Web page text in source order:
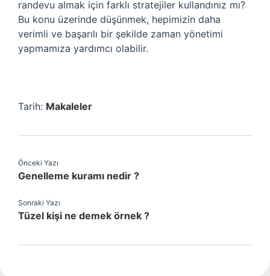
randevu almak için farklı stratejiler kullandınız mı?
Bu konu üzerinde düşünmek, hepimizin daha
verimli ve başarılı bir şekilde zaman yönetimi
yapmamıza yardımcı olabilir.
Tarih: Makaleler
Önceki Yazı
Genelleme kuramı nedir ?
Sonraki Yazı
Tüzel kişi ne demek örnek ?